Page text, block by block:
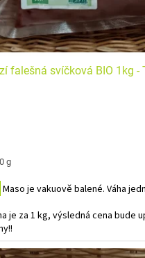
falešná svíčková BIO 1kg -
g
Maso je vakuově balené. Váha
je za 1 kg, výsledná cena bude
počet balení.